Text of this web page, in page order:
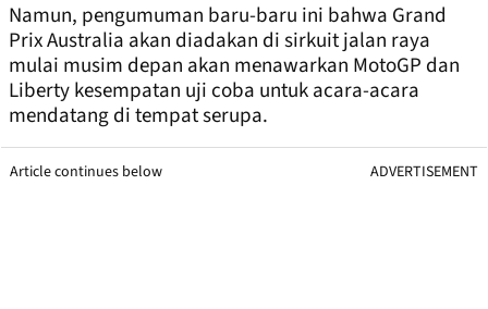
Namun, pengumuman baru-baru ini bahwa Grand
Prix Australia akan diadakan di sirkuit jalan raya
mulai musim depan akan menawarkan MotoGP dan
Liberty kesempatan uji coba untuk acara-acara
mendatang di tempat serupa.
Article continues below ADVERTISEMENT